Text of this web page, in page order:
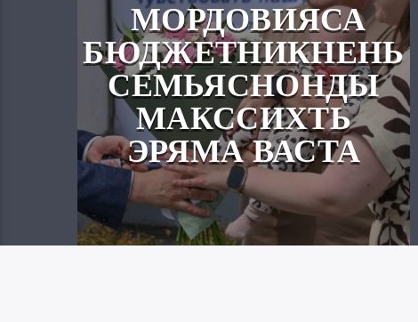
МОРДОВИЯСА
БЮДЖЕТНИКНЕНЬ
СЕМЬЯСНОНДЫ
МАКССИХТЬ
ЭРЯМА ВАСТА